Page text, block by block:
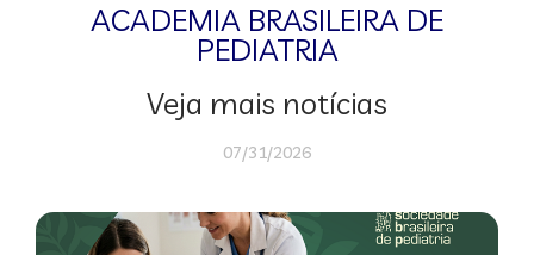
ACADEMIA BRASILEIRA DE
PEDIATRIA
Veja mais notícias
07/31/2026